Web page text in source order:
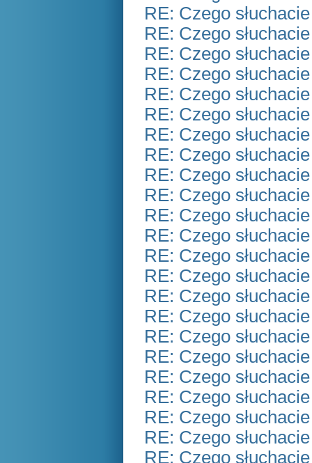
RE: Czego
RE: Czego
RE: Czego
RE: Czego
RE: Czego
RE: Czego
RE: Czego
RE: Czego
RE: Czego
RE: Czego
RE: Czego
RE: Czego
RE: Czego
RE: Czego
RE: Czego
RE: Czego
RE: Czego
RE: Czego
RE: Czego
RE: Czego
RE: Czego
RE: Czego
RE: Czego